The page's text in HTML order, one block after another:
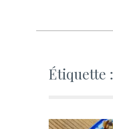
Étiquette :